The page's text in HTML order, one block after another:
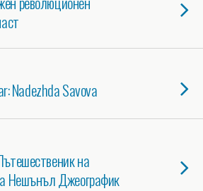
Nadezhda Savova
на
Нешънъл Джеографик